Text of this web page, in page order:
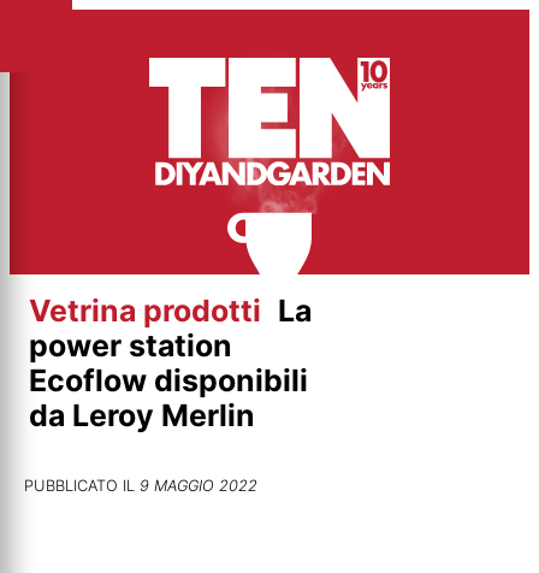
contenuto
Vetrina prodotti La
power station
Ecoflow disponibili
da Leroy Merlin
PUBBLICATO IL 9 MAGGIO 2022